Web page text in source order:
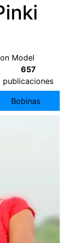
Model
657
publicaciones
Bobinas